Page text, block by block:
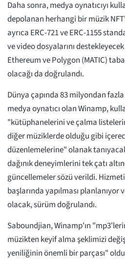
Daha sonra, medya oynatıcıyı
depolanan herhangi bir müzik
ayrıca ERC-721 ve ERC-1155
ve video dosyalarını
Ethereum ve Polygon (MATIC)
olacağı da doğrulandı.
Dünya çapında 83 milyondan
medya oynatıcı olan Winamp,
"kütüphanelerini ve çalma
diğer müziklerde olduğu gibi
düzenlemelerine" olanak
dağınık deneyimlerini tek çatı
güncellemeler sözü verildi.
başlarında yapılması planlanıyor
olacak, sürüm doğrulandı.
Saboundjian, Winamp'ın
müzikten keyif alma şeklimizi
yeniliğinin önemli bir parçası"